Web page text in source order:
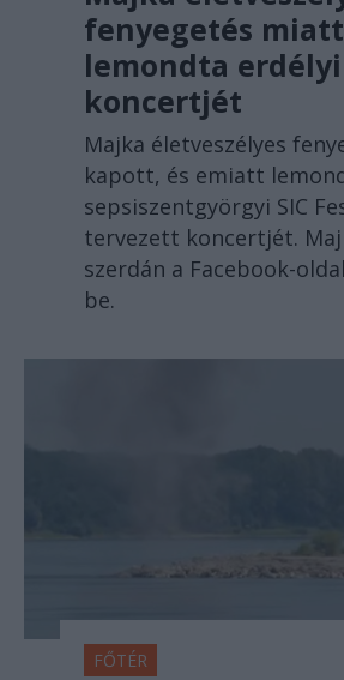
fenyegetés miatt
lemondta erdélyi
koncertjét
Majka életveszélyes
kapott, és emiatt
sepsiszentgyörgyi SIC
tervezett koncertjét.
szerdán a Facebook-
be.
FŐTÉR